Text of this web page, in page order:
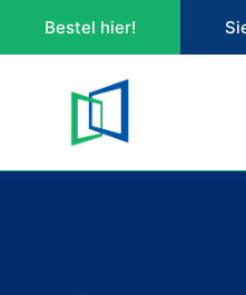
Bestel hier!